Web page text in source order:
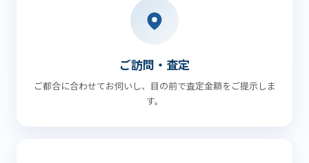
ご訪問・査定
ご都合に合わせてお伺いし、目の前で査定金額をご提示しま
す。